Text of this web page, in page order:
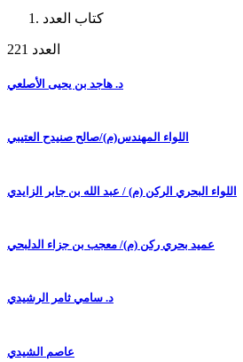
كتاب العدد
العدد 221
د. هاجد بن يحيى الأصلعي
اللواء المهندس(م)/صالح صنيدح العتيبي
اللواء البحري الركن (م) / عبد الله بن جابر الزايدي
عميد بحري ركن (م)/ معجب بن جزاء الدلبحي
د. سامي ثامر الرشيدي
عاصم الشيدي